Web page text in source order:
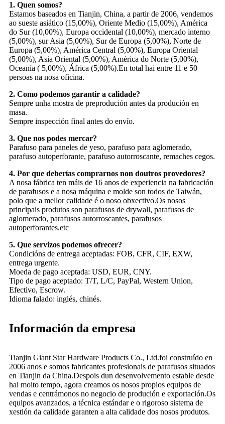
1. Quen somos?
Estamos baseados en Tianjin, China, a partir de 2006, vendemos
ao sueste asiático (15,00%), Oriente Medio (15,00%), América
do Sur (10,00%), Europa occidental (10,00%), mercado interno
(5,00%), sur Asia (5,00%), Sur de Europa (5,00%), Norte de
Europa (5,00%), América Central (5,00%), Europa Oriental
(5,00%), Asia Oriental (5,00%), América do Norte (5,00%),
Oceanía ( 5,00%), África (5,00%).En total hai entre 11 e 50
persoas na nosa oficina.
2. Como podemos garantir a calidade?
Sempre unha mostra de preprodución antes da produción en
masa.
Sempre inspección final antes do envío.
3. Que nos podes mercar?
Parafuso para paneles de yeso, parafuso para aglomerado,
parafuso autoperforante, parafuso autorroscante, remaches cegos.
4. Por que deberías comprarnos non doutros provedores?
A nosa fábrica ten máis de 16 anos de experiencia na fabricación
de parafusos e a nosa máquina e molde son todos de Taiwán,
polo que a mellor calidade é o noso obxectivo.Os nosos
principais produtos son parafusos de drywall, parafusos de
aglomerado, parafusos autorroscantes, parafusos
autoperforantes.etc
5. Que servizos podemos ofrecer?
Condicións de entrega aceptadas: FOB, CFR, CIF, EXW,
entrega urgente.
Moeda de pago aceptada: USD, EUR, CNY.
Tipo de pago aceptado: T/T, L/C, PayPal, Western Union,
Efectivo, Escrow.
Idioma falado: inglés, chinés.
Información da empresa
Tianjin Giant Star Hardware Products Co., Ltd.foi construído en
2006 anos e somos fabricantes profesionais de parafusos situados
en Tianjin da China.Despois dun desenvolvemento estable desde
hai moito tempo, agora creamos os nosos propios equipos de
vendas e centrámonos no negocio de produción e exportación.Os
equipos avanzados, a técnica estándar e o rigoroso sistema de
xestión da calidade garanten a alta calidade dos nosos produtos.